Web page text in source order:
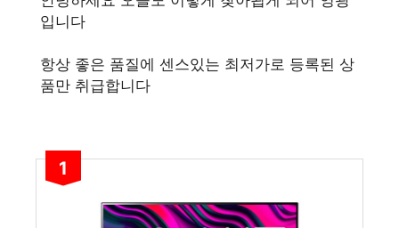
입니다
항상 좋은 품질에 센스있는 최저가로 등록된 상
품만 취급합니다
1